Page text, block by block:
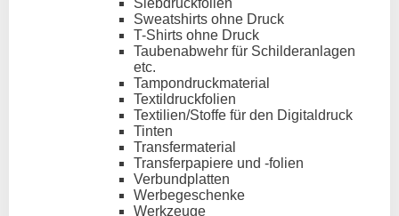
Siebdruckfolien
Sweatshirts ohne Druck
T-Shirts ohne Druck
Taubenabwehr für Schilderanlagen
etc.
Tampondruckmaterial
Textildruckfolien
Textilien/Stoffe für den Digitaldruck
Tinten
Transfermaterial
Transferpapiere und -folien
Verbundplatten
Werbegeschenke
Werkzeuge